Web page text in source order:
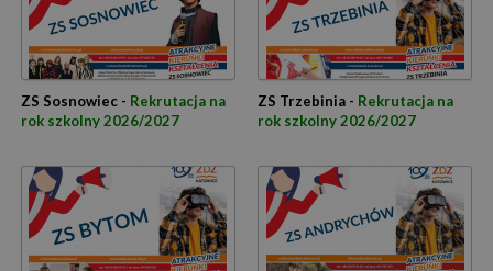
ZS Sosnowiec - Rekrutacja na
rok szkolny 2026/2027
ZS Trzebinia - Rekrutacja na
rok szkolny 2026/2027